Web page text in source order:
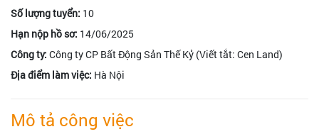
Số lượng tuyển: 10
Hạn nộp hồ sơ: 14/06/2025
Công ty: Công ty CP Bất Động Sản Thế Kỷ (Viết tắt: Cen Land)
Địa điểm làm việc: Hà Nội
Mô tả công việc